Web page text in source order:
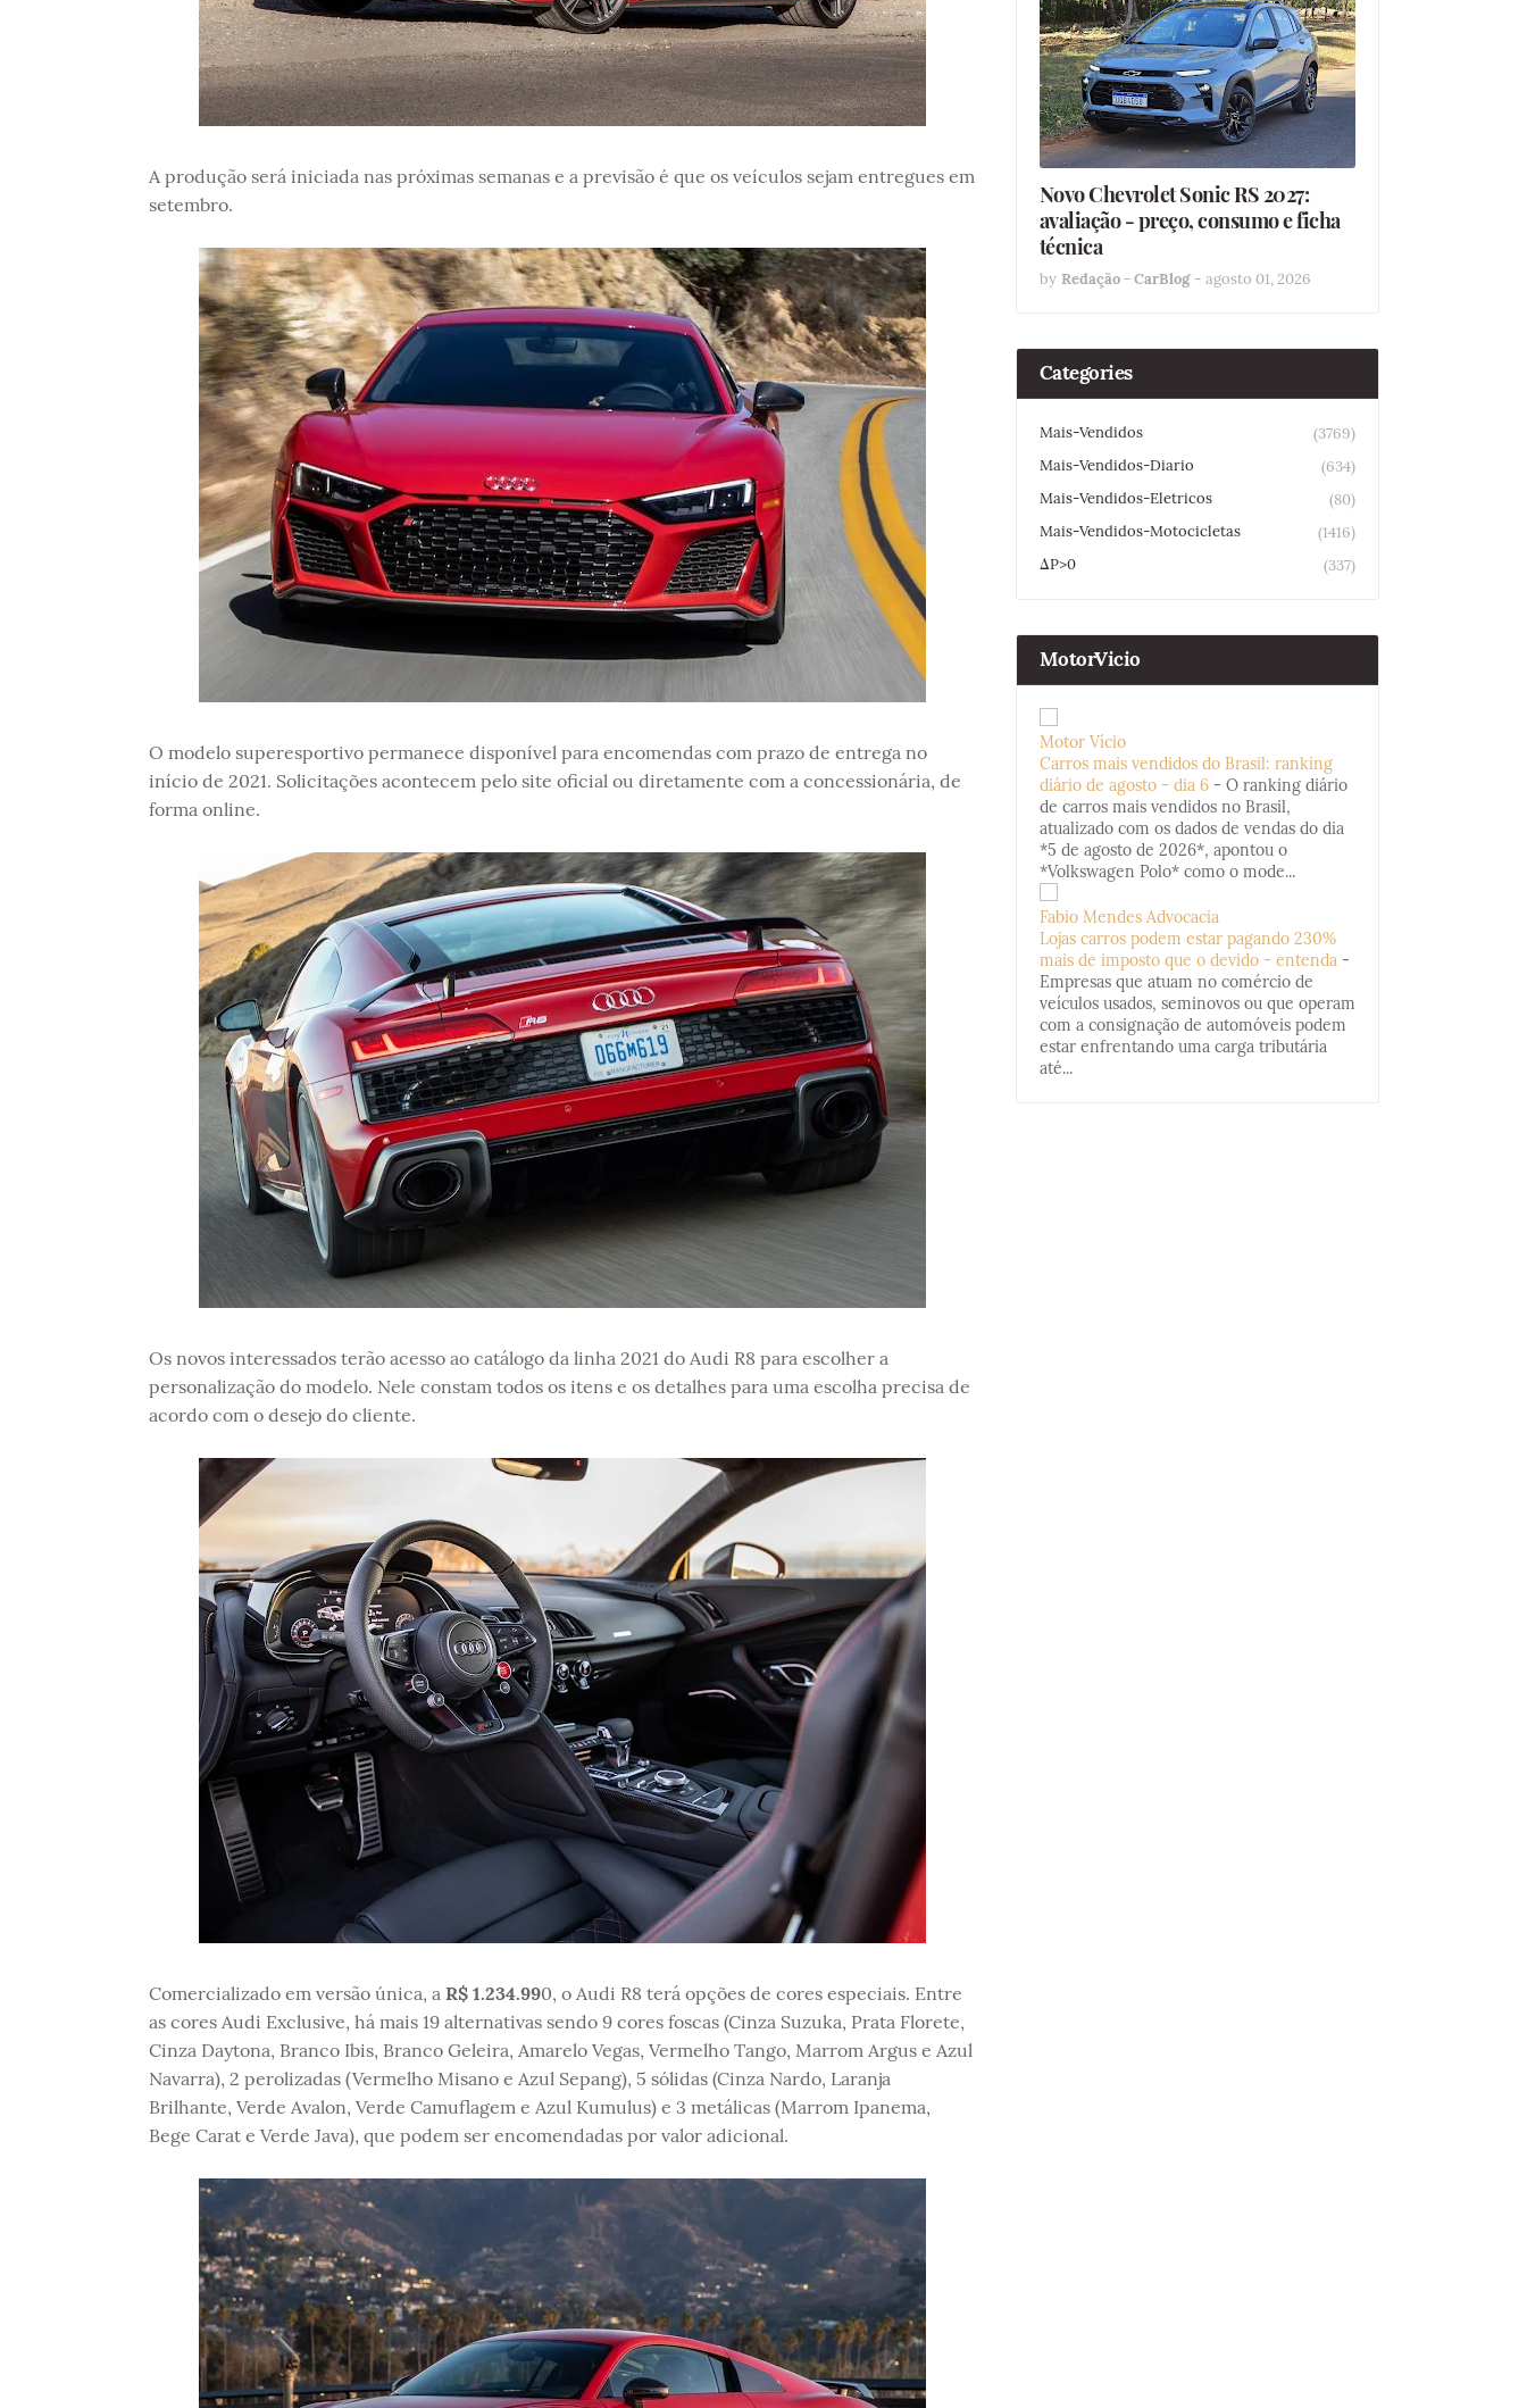
A produção será iniciada nas próximas semanas e a previsão é que os veículos sejam entregues em
setembro.
O modelo superesportivo permanece disponível para encomendas com prazo de entrega no
início de 2021. Solicitações acontecem pelo site oficial ou diretamente com a concessionária, de
forma online.
Os novos interessados terão acesso ao catálogo da linha 2021 do Audi R8 para escolher a
personalização do modelo. Nele constam todos os itens e os detalhes para uma escolha precisa de
acordo com o desejo do cliente.
Comercializado em versão única, a R$ 1.234.990, o Audi R8 terá opções de cores especiais. Entre
as cores Audi Exclusive, há mais 19 alternativas sendo 9 cores foscas (Cinza Suzuka, Prata Florete,
Cinza Daytona, Branco Ibis, Branco Geleira, Amarelo Vegas, Vermelho Tango, Marrom Argus e Azul
Navarra), 2 perolizadas (Vermelho Misano e Azul Sepang), 5 sólidas (Cinza Nardo, Laranja
Brilhante, Verde Avalon, Verde Camuflagem e Azul Kumulus) e 3 metálicas (Marrom Ipanema,
Bege Carat e Verde Java), que podem ser encomendadas por valor adicional.
Novo Chevrolet Sonic RS 2027:
avaliação - preço, consumo e ficha
técnica
by Redação - CarBlog - agosto 01, 2026
Categories
Mais-Vendidos
(3769)
Mais-Vendidos-Diario
(634)
Mais-Vendidos-Eletricos
(80)
Mais-Vendidos-Motocicletas
(1416)
ΔP>0
(337)
MotorVicio
Motor Vício
Carros mais vendidos do Brasil: ranking
diário de agosto - dia 6 - O ranking diário
de carros mais vendidos no Brasil,
atualizado com os dados de vendas do dia
*5 de agosto de 2026*, apontou o
*Volkswagen Polo* como o mode...
Fabio Mendes Advocacia
Lojas carros podem estar pagando 230%
mais de imposto que o devido - entenda -
Empresas que atuam no comércio de
veículos usados, seminovos ou que operam
com a consignação de automóveis podem
estar enfrentando uma carga tributária
até...